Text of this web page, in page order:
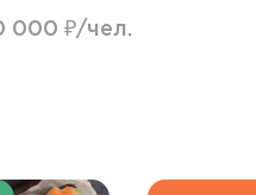
000 ₽/чел.